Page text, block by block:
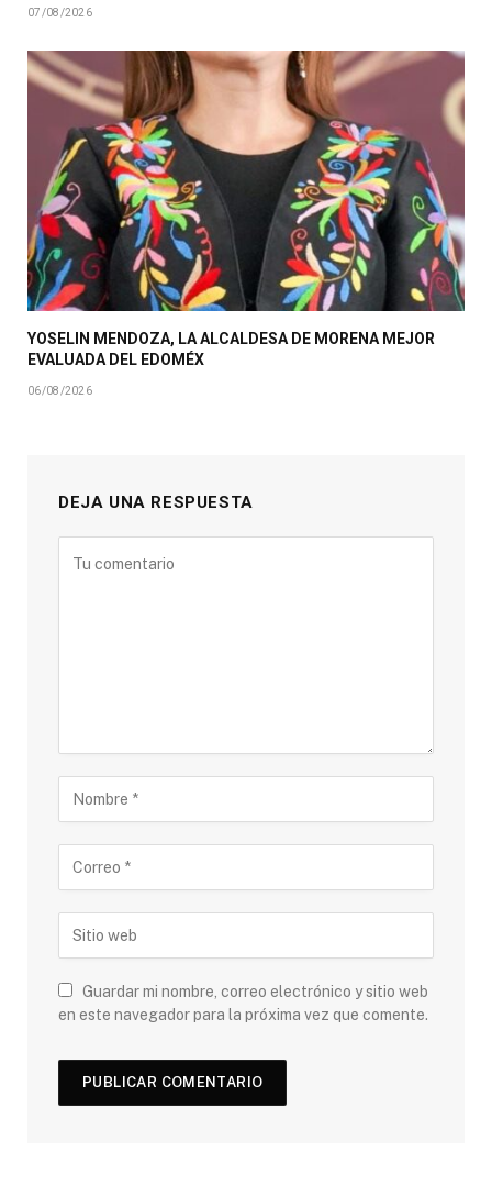
07/08/2026
YOSELIN MENDOZA, LA ALCALDESA DE MORENA MEJOR
EVALUADA DEL EDOMÉX
06/08/2026
DEJA UNA RESPUESTA
Guardar mi nombre, correo electrónico y sitio web
en este navegador para la próxima vez que comente.